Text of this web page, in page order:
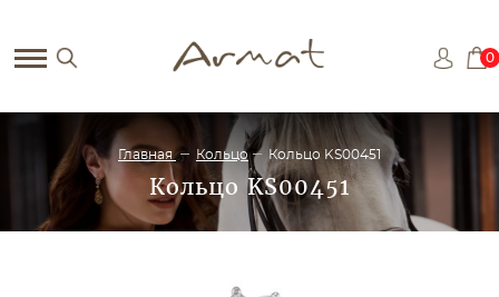
0
Главная Кольцо Кольцо KS00451
Кольцо KS00451